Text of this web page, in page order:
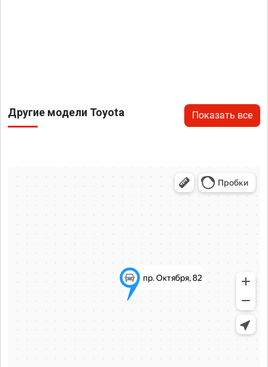
Другие модели Toyota Показать все